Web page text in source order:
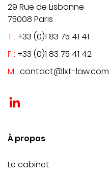
29 Rue de Lisbonne
75008 Paris
T : +33 (0)1 83 75 41 41
F : +33 (0)1 83 75 41 42
M : contact@lxt-law.com
À propos
Le cabinet